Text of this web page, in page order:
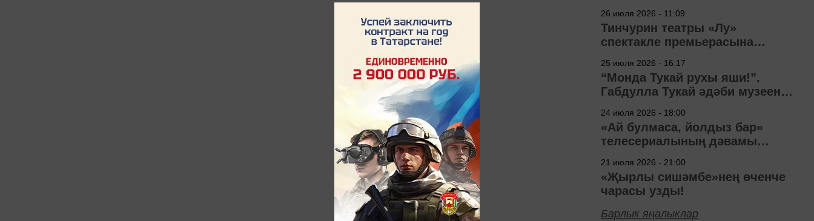
26 июля 2026 - 11:09
Тинчурин театры «Лу»
спектакле премьерасына
25 июля 2026 - 16:17
“Монда Тукай рухы яши!”.
Габдулла Тукай әдәби музеена
24 июля 2026 - 18:00
«Ай булмаса, йолдыз бар»
телесериалының дәвамы
21 июля 2026 - 21:00
«Җырлы сишәмбе»нең өченче
чарасы узды!
Барлык яңалыклар